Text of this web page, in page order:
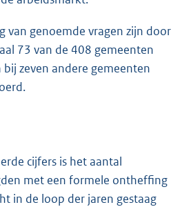
van genoemde vragen zijn door
73 van de 408 gemeenten
zeven andere gemeenten
cijfers is het aantal
met een formele ontheffing
in de loop der jaren gestaag